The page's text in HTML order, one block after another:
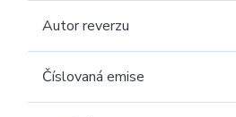
Autor reverzu
Číslovaná emise